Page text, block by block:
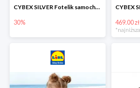
CYBEX SILVER Fotelik samochodowy -30%
30% 469.00 zł